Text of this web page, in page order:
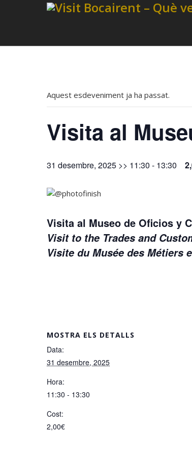
Aquest esdeveniment ja ha passat.
Visita al
31 desembre, 2025 >> 11:30 - 13:30
Visita al Museo de Oficios y
Visit to the Trades and
Visite du Musée des Métiers
MOSTRA ELS DETALLS
Data:
31 desembre, 2025
Hora:
11:30 - 13:30
Cost:
2,00€